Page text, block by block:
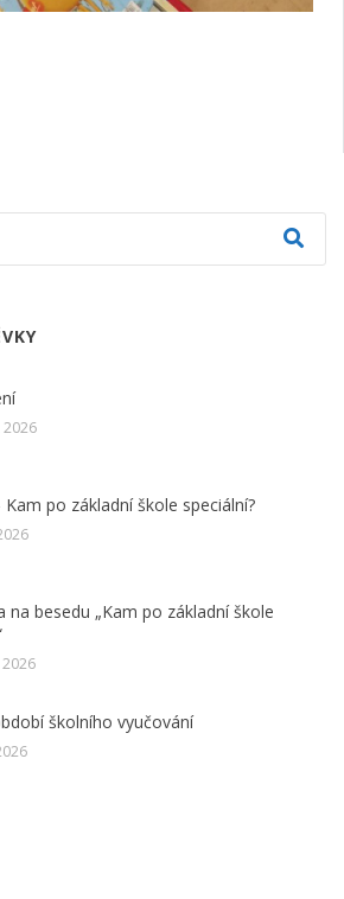
2026
Kam po základní škole speciální?
na besedu „Kam po základní škole
školního vyučování